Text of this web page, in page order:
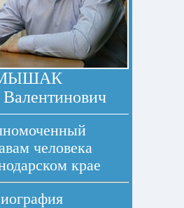
человека
крае